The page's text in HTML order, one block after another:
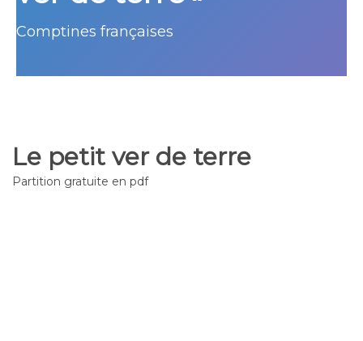
Comptines françaises
Le petit ver de terre
Partition gratuite en pdf